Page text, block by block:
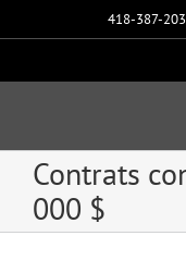
418-387-
Contrats
000 $